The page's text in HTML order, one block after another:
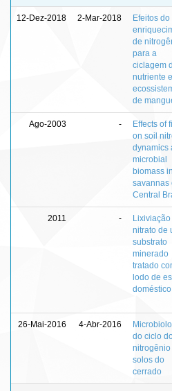
12-Dez-2018 2-Mar-2018
Efeitos do
de
para a
ciclagem
nutriente
de
Ago-2003 -
Effects of
on soil
dynamics
microbial
biomass in
savannas
Central
2011 -
Lixiviação
nitrato de
substrato
minerado
tratado
lodo de
doméstico
26-Mai-2016 4-Abr-2016
do ciclo
nitrogênio
solos do
cerrado